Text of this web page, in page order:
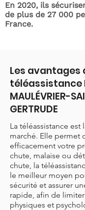
En 2020, ils
de plus de 27 000
France.
Les avantages
téléassistance
MAULÉVRIER-
GERTRUDE
La téléassistance est
marché. Elle permet
efficacement votre
chute, malaise ou
chute, la
le meilleur moyen
sécurité et assurer
rapide, afin de
physiques et